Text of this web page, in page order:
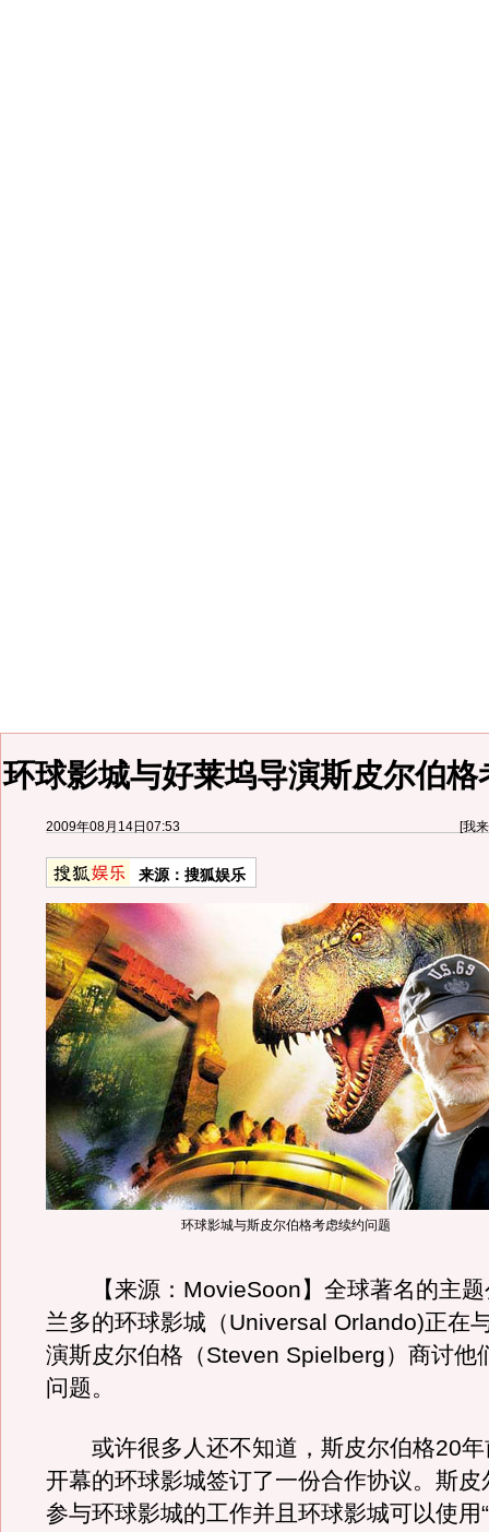
环球影城与好莱坞导演斯皮尔伯格
2009年08月14日07:53 [我
来源： 搜狐娱乐
环球影城与斯皮尔伯格考虑续约问题
【来源：MovieSoon】全球著名的主题
兰多的环球影城（Universal Orlando)正在
演斯皮尔伯格（Steven Spielberg）商讨他
问题。
或许很多人还不知道，斯皮尔伯格20年
开幕的环球影城签订了一份合作协议。斯皮
参与环球影城的工作并且环球影城可以使用